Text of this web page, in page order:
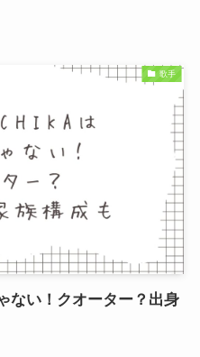
歌手
ない！クオーター？出身